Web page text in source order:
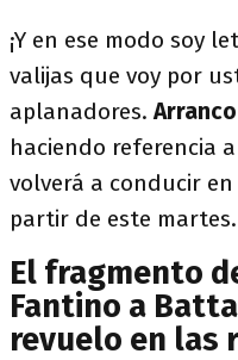
¡Y en ese modo soy
valijas que voy por
aplanadores.
haciendo referencia
volverá a conducir
partir de este martes.
El fragmento
Fantino a
revuelo en las